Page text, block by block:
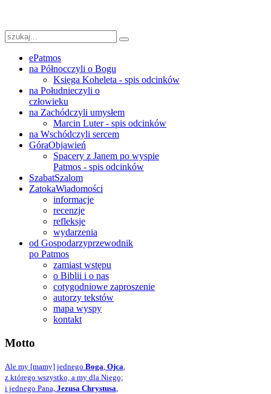
ePatmos
na Północczyli o Bogu
Księga Koheleta - spis odcinków
na Południeczyli o
człowieku
na Zachódczyli umysłem
Marcin Luter - spis odcinków
na Wschódczyli sercem
GóraObjawień
Spacery z Janem po wyspie
Patmos - spis odcinków
SzabatSzalom
ZatokaWiadomości
informacje
recenzje
refleksje
wydarzenia
od Gospodarzyprzewodnik
po Patmos
zamiast wstępu
o Biblii i o nas
cotygodniowe zaproszenie
autorzy tekstów
mapa wyspy
kontakt
Motto
Ale my [mamy] jednego Boga, Ojca,
z którego wszystko, a my dla Niego;
i jednego Pana, Jezusa Chrystusa,